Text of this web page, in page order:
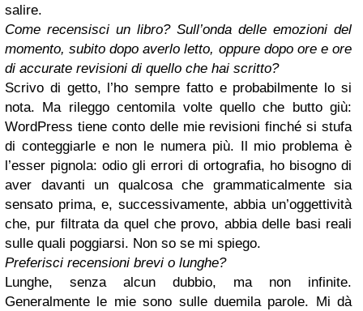
salire.
Come recensisci un libro? Sull’onda delle emozioni del
momento, subito dopo averlo letto, oppure dopo ore e ore
di accurate revisioni di quello che hai scritto?
Scrivo di getto, l’ho sempre fatto e probabilmente lo si
nota. Ma rileggo centomila volte quello che butto giù:
WordPress tiene conto delle mie revisioni finché si stufa
di conteggiarle e non le numera più. Il mio problema è
l’esser pignola: odio gli errori di ortografia, ho bisogno di
aver davanti un qualcosa che grammaticalmente sia
sensato prima, e, successivamente, abbia un’oggettività
che, pur filtrata da quel che provo, abbia delle basi reali
sulle quali poggiarsi. Non so se mi spiego.
Preferisci recensioni brevi o lunghe?
Lunghe, senza alcun dubbio, ma non infinite.
Generalmente le mie sono sulle duemila parole. Mi dà